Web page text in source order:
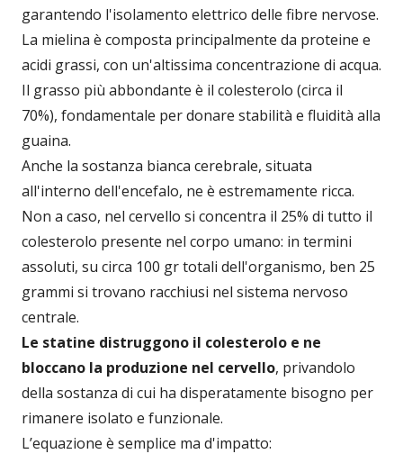
garantendo l'isolamento elettrico delle fibre nervose.
La mielina è composta principalmente da proteine e
acidi grassi, con un'altissima concentrazione di acqua.
Il grasso più abbondante è il colesterolo (circa il
70%), fondamentale per donare stabilità e fluidità alla
guaina.
Anche la sostanza bianca cerebrale, situata
all'interno dell'encefalo, ne è estremamente ricca.
Non a caso, nel cervello si concentra il 25% di tutto il
colesterolo presente nel corpo umano: in termini
assoluti, su circa 100 gr totali dell'organismo, ben 25
grammi si trovano racchiusi nel sistema nervoso
centrale.
Le statine distruggono il colesterolo e ne
bloccano la produzione nel cervello, privandolo
della sostanza di cui ha disperatamente bisogno per
rimanere isolato e funzionale.
L’equazione è semplice ma d'impatto: